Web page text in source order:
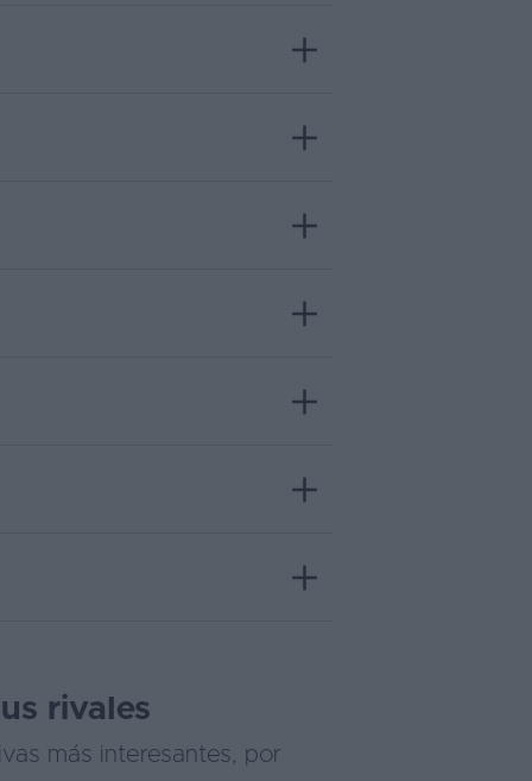
rivales
más interesantes, por